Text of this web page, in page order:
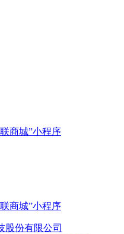
商城”小程序
商城”小程序
股份有限公司